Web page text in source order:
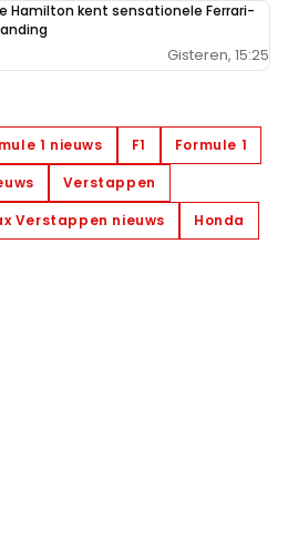
Hamilton kent sensationele Ferrari-
Gisteren, 15:25
1 nieuws F1
Formule 1
Verstappen
Verstappen nieuws
Honda